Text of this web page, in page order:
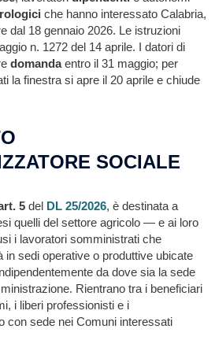
che hanno interessato Calabria,
dal 18 gennaio 2026. Le istruzioni
n. 1272 del 14 aprile. I datori di
domandaentro il 31 maggio; per
la finestra si apre il 20 aprile e chiude
SOCIALE
5 del DL 25/2026, è destinata a
quelli del settore agricolo — e ai loro
i lavoratori somministrati che
in sedi operative o produttive ubicate
da dove sia la sede
Rientrano tra i beneficiari
i liberi professionisti e i
con sede nei Comuni interessati